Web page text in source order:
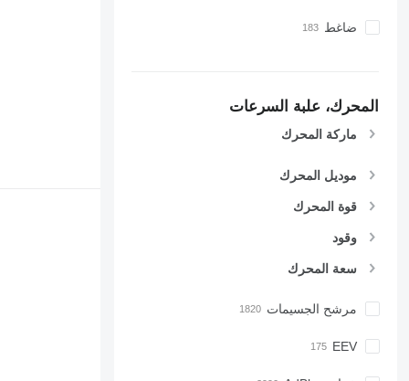
ضاغط
المحرك، علبة السرعات
ماركة المحرك
موديل المحرك
قوة المحرك
وقود
سعة المحرك
مرشح الجسيمات
EEV